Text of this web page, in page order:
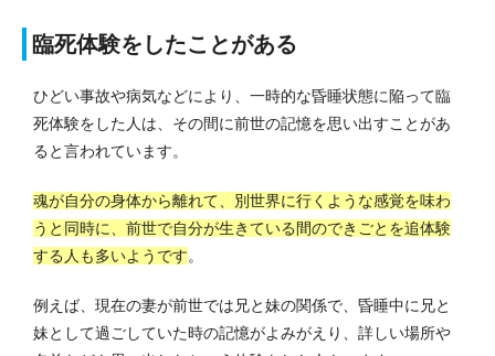
臨死体験をしたことがある
ひどい事故や病気などにより、一時的な昏睡状態に陥って臨
死体験をした人は、その間に前世の記憶を思い出すことがあ
ると言われています。
魂が自分の身体から離れて、別世界に行くような感覚を味わ
うと同時に、前世で自分が生きている間のできごとを追体験
する人も多いようです。
例えば、現在の妻が前世では兄と妹の関係で、昏睡中に兄と
妹として過ごしていた時の記憶がよみがえり、詳しい場所や